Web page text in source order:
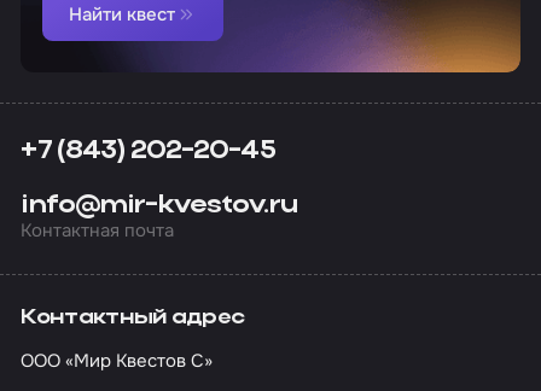
Найти квест
+7 (843) 202-20-45
info@mir-kvestov.ru
Контактная почта
Контактный адрес
ООО «Мир Квестов С»